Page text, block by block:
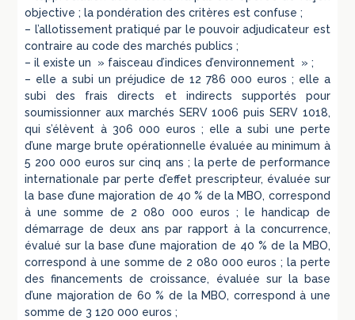
objective ; la pondération des critères est confuse ;
– l’allotissement pratiqué par le pouvoir adjudicateur est
contraire au code des marchés publics ;
– il existe un » faisceau d’indices d’environnement » ;
– elle a subi un préjudice de 12 786 000 euros ; elle a
subi des frais directs et indirects supportés pour
soumissionner aux marchés SERV 1006 puis SERV 1018,
qui s’élèvent à 306 000 euros ; elle a subi une perte
d’une marge brute opérationnelle évaluée au minimum à
5 200 000 euros sur cinq ans ; la perte de performance
internationale par perte d’effet prescripteur, évaluée sur
la base d’une majoration de 40 % de la MBO, correspond
à une somme de 2 080 000 euros ; le handicap de
démarrage de deux ans par rapport à la concurrence,
évalué sur la base d’une majoration de 40 % de la MBO,
correspond à une somme de 2 080 000 euros ; la perte
des financements de croissance, évaluée sur la base
d’une majoration de 60 % de la MBO, correspond à une
somme de 3 120 000 euros ;